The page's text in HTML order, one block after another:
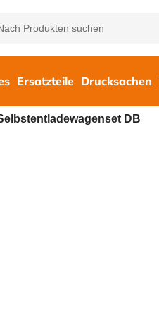
Ersatzteile Drucksachen
DB